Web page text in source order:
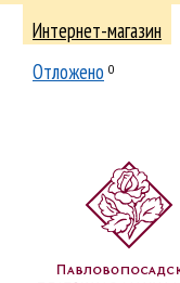
Интернет-магазин
Отложено 0